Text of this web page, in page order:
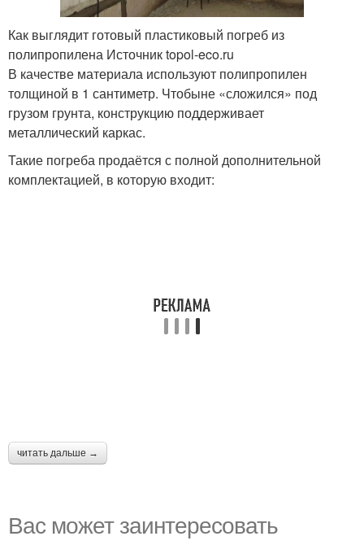
Как выглядит готовый пластиковый погреб из
полипропилена Источник topol-eco.ru
В качестве материала используют полипропилен
толщиной в 1 сантиметр. Чтобыне «сложился» под
грузом грунта, конструкцию поддерживает
металлический каркас.
Такие погреба продаётся с полной дополнительной
комплектацией, в которую входит:
читать дальше →
Вас может заинтересовать